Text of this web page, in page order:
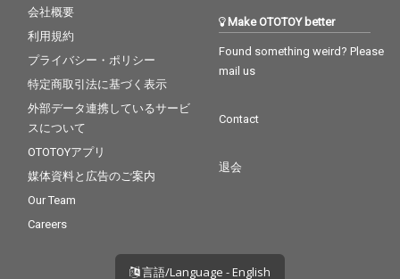
会社概要
利用規約
プライバシー・ポリシー
特定商取引法に基づく表示
外部データ連携しているサービ
スについて
OTOTOYアプリ
媒体資料と広告のご案内
Our Team
Careers
Make OTOTOY better
Found something weird? Please
mail us
Contact
退会
言語/Language - English